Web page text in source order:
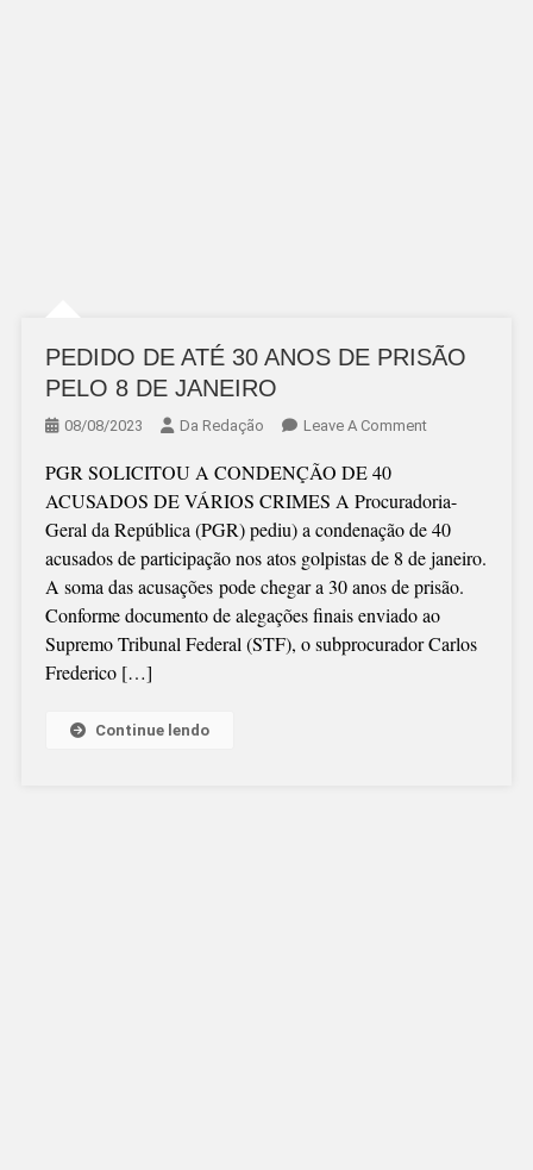
PEDIDO DE ATÉ 30 ANOS DE PRISÃO
PELO 8 DE JANEIRO
08/08/2023 Da Redação Leave A CommentOn
ATÉ
30
ANOS
DE
PRISÃO
PELO
PGR SOLICITOU A CONDENÇÃO DE 40
ACUSADOS DE VÁRIOS CRIMES A Procuradoria-
Geral da República (PGR) pediu) a condenação de 40
acusados de participação nos atos golpistas de 8 de janeiro.
A soma das acusações pode chegar a 30 anos de prisão.
Conforme documento de alegações finais enviado ao
Supremo Tribunal Federal (STF), o subprocurador Carlos
Frederico […]
Continue lendo